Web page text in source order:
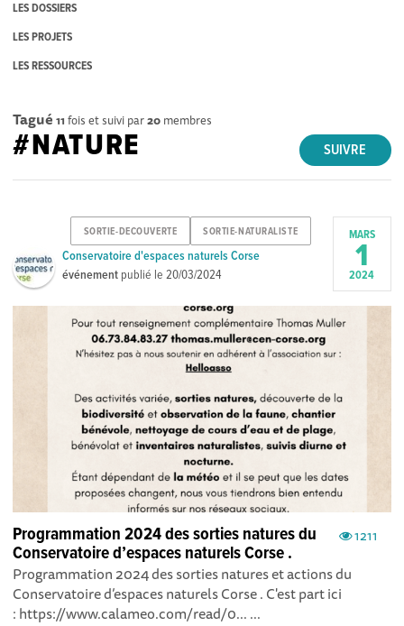
LES DOSSIERS
LES PROJETS
LES RESSOURCES
Tagué 11 fois et suivi par20 membres
SUIVRE
#NATURE
SORTIE-DECOUVERTE SORTIE-NATURALISTE
Conservatoire d'espaces naturels Corse
événement publié le20/03/2024
MARS
1
2024
1211
Programmation 2024 des sorties natures du
Conservatoire d’espaces naturels Corse .
Programmation 2024 des sorties natures et actions du
Conservatoire d’espaces naturels Corse . C'est part ici
: https://www.calameo.com/read/0... ...